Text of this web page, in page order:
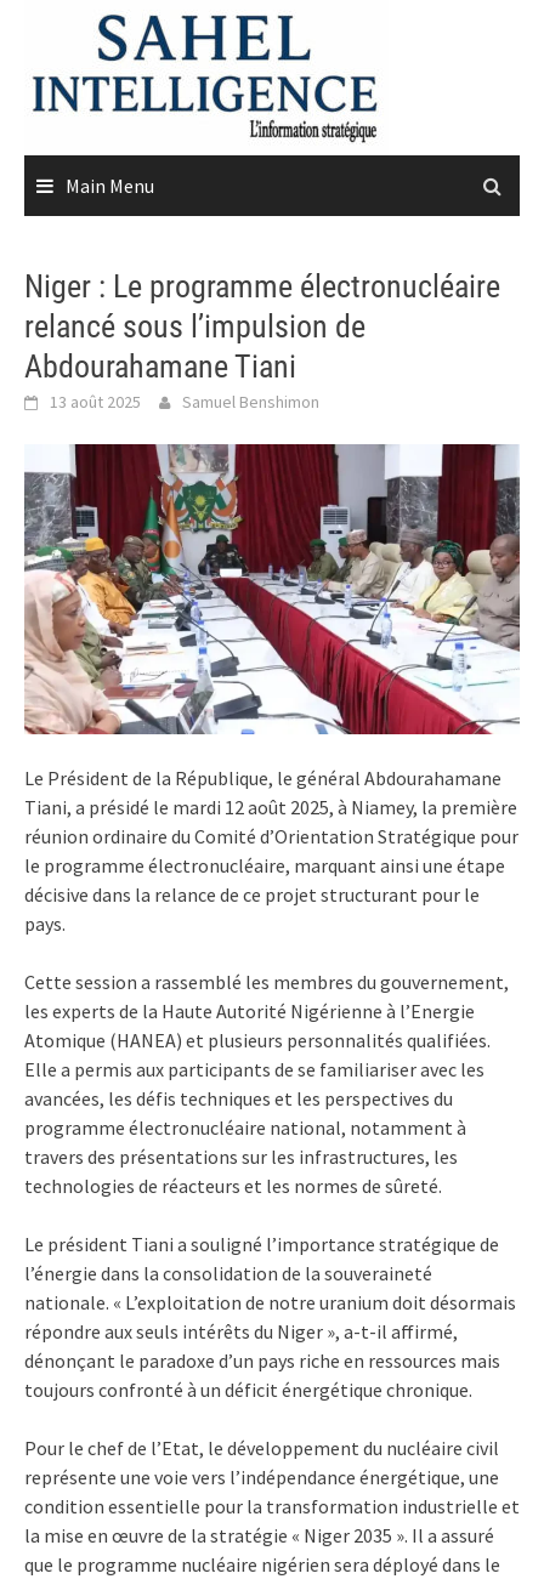
content
Main Menu
Niger : Le programme électronucléaire
relancé sous l’impulsion de
Abdourahamane Tiani
13 août 2025 Samuel Benshimon
Le Président de la République, le général Abdourahamane
Tiani, a présidé le mardi 12 août 2025, à Niamey, la première
réunion ordinaire du Comité d’Orientation Stratégique pour
le programme électronucléaire, marquant ainsi une étape
décisive dans la relance de ce projet structurant pour le
pays.
Cette session a rassemblé les membres du gouvernement,
les experts de la Haute Autorité Nigérienne à l’Energie
Atomique (HANEA) et plusieurs personnalités qualifiées.
Elle a permis aux participants de se familiariser avec les
avancées, les défis techniques et les perspectives du
programme électronucléaire national, notamment à
travers des présentations sur les infrastructures, les
technologies de réacteurs et les normes de sûreté.
Le président Tiani a souligné l’importance stratégique de
l’énergie dans la consolidation de la souveraineté
nationale. « L’exploitation de notre uranium doit désormais
répondre aux seuls intérêts du Niger », a-t-il affirmé,
dénonçant le paradoxe d’un pays riche en ressources mais
toujours confronté à un déficit énergétique chronique.
Pour le chef de l’Etat, le développement du nucléaire civil
représente une voie vers l’indépendance énergétique, une
condition essentielle pour la transformation industrielle et
la mise en œuvre de la stratégie « Niger 2035 ». Il a assuré
que le programme nucléaire nigérien sera déployé dans le